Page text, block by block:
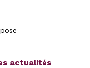
actualités